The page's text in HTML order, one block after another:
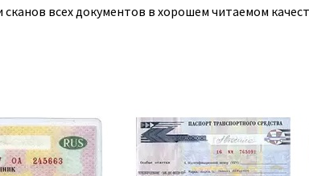
всех документов в хорошем читаемом